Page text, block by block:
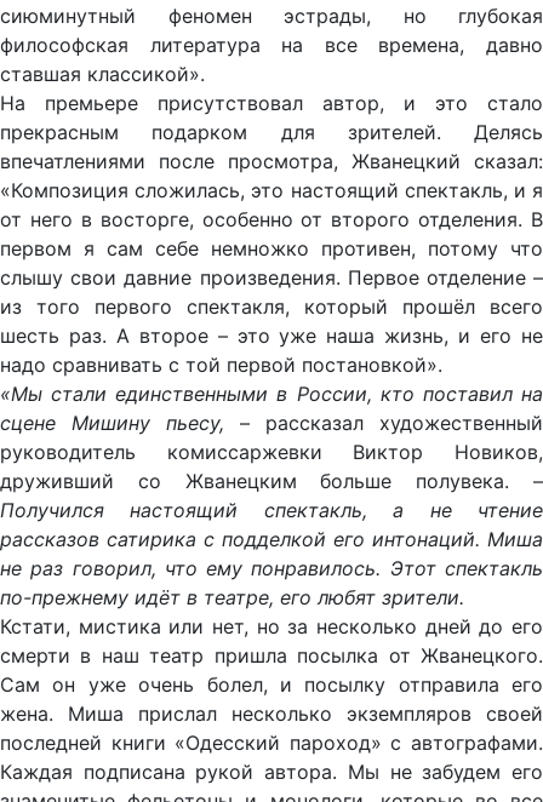
сиюминутный феномен эстрады, но глубокая
философская литература на все времена, давно
ставшая классикой».
На премьере присутствовал автор, и это стало
прекрасным подарком для зрителей. Делясь
впечатлениями после просмотра, Жванецкий сказал:
«Композиция сложилась, это настоящий спектакль, и я
от него в восторге, особенно от второго отделения. В
первом я сам себе немножко противен, потому что
слышу свои давние произведения. Первое отделение –
из того первого спектакля, который прошёл всего
шесть раз. А второе – это уже наша жизнь, и его не
надо сравнивать с той первой постановкой».
«Мы стали единственными в России, кто поставил на
сцене Мишину пьесу, – рассказал художественный
руководитель комиссаржевки Виктор Новиков,
друживший со Жванецким больше полувека. –
Получился настоящий спектакль, а не чтение
рассказов сатирика с подделкой его интонаций. Миша
не раз говорил, что ему понравилось. Этот спектакль
по-прежнему идёт в театре, его любят зрители.
Кстати, мистика или нет, но за несколько дней до его
смерти в наш театр пришла посылка от Жванецкого.
Сам он уже очень болел, и посылку отправила его
жена. Миша прислал несколько экземпляров своей
последней книги «Одесский пароход» с автографами.
Каждая подписана рукой автора. Мы не забудем его